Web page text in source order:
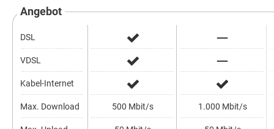
Angebot
DSL
VDSL
Kabel-Internet
Max. Download 500 Mbit/s 1.000 Mbit/s